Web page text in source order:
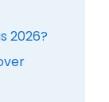
2026?